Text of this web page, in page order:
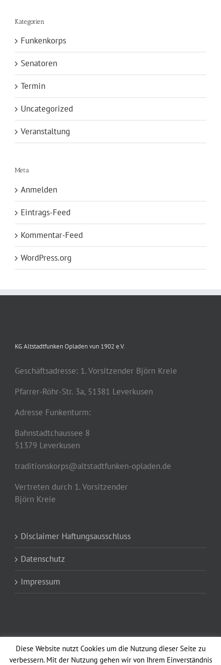
Kategorien
Funkenkorps
Senatoren
Termin
Uncategorized
Veranstaltung
Meta
Anmelden
Eintrags-Feed
Kommentar-Feed
WordPress.org
KG Altstadtfunken Opladen vun 1902 e.V.
Geschäftsadresse: 1. Vorsitzender Björn Kreie
Pfarrer-Röhr-Str. 3a, 51381 Leverkusen
Adresse Funkenturm:
Bahnstadtchaussee 8
51379 Leverkusen
traditionskorps@altstadtfunken-opladen.de
Vertreten durch 1. Vorsitzender
Björn Kreie
Disclaimer Haftungsausschluss
Datenschutz
Impressum
Diese Website nutzt Cookies um die Nutzung dieser Seite zu
verbessern. Mit der Nutzung gehen wir von Ihrem Einverständnis